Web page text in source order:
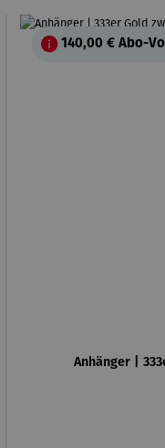
140,00 € Abo-
Anhänger |